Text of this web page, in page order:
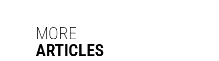
MORE
ARTICLES